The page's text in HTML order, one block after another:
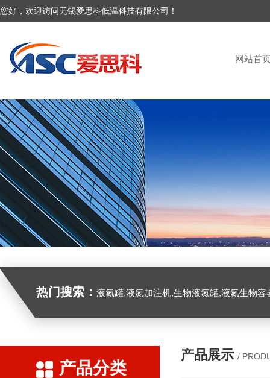
您好，欢迎访问无锡爱思科低温科技有限公司！
网站首
热门搜索： 液氮罐,液氮加注机,生物液氮罐,液氮生物容器,
产品分类
产品展示 /